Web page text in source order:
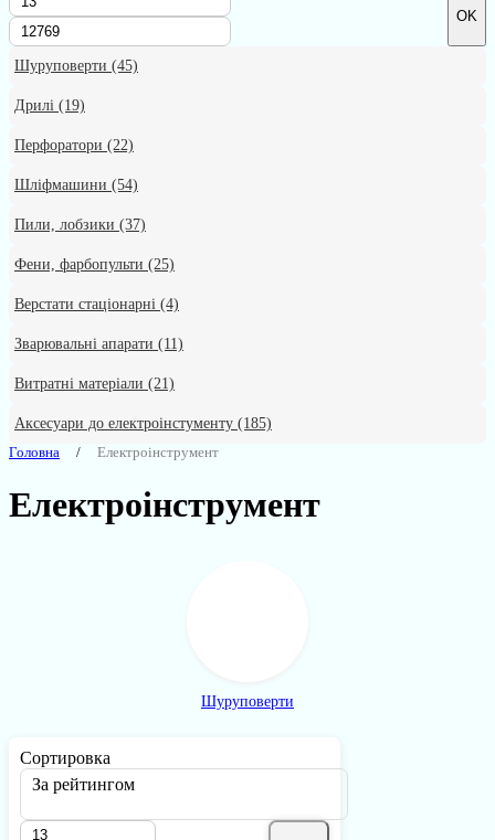
OK
Шуруповерти (45)
Дрилі (19)
Перфоратори (22)
Шліфмашини (54)
Пили, лобзики (37)
Фени, фарбопульти (25)
Верстати стаціонарні (4)
Зварювальні апарати (11)
Витратні матеріали (21)
Аксесуари до електроінстументу (185)
Головна
Електроінструмент
Електроінструмент
Шуруповерти
Сортировка
За рейтингом